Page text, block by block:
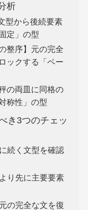
析
型から後続要素
定」の型
整序】元の完全
ックする「ベー
の両皿に同格の
称性」の型
き3つのチェッ
続く文型を確認
り先に主要要素
の完全な文を復